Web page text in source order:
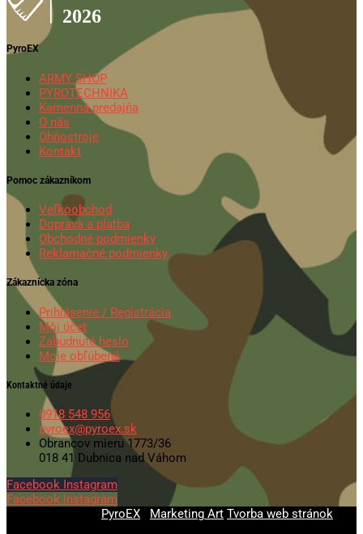
PyroEX
ARMY SHOP
PYROTECHNIKA
Kamenná predajňa
O nás
Ohňostroje
Kontakt
Pomoc zákazníkom
Veľkoobchod
Doprava a platba
Obchodné podmienky
Reklamačné podmienky
Zákaznícka zóna
Prihlásenie / Registrácia
Môj účet
Zabudnuté heslo
Moje obľúbené
Kontaktné údaje
0918 548 956
pyroex@pyroex.sk
Obrancov mieru 1773/36
018 41 Dubnica nad Váhom
Facebook Instagram
Facebook Instagram
PyroEX Marketing Art Tvorba web stránok